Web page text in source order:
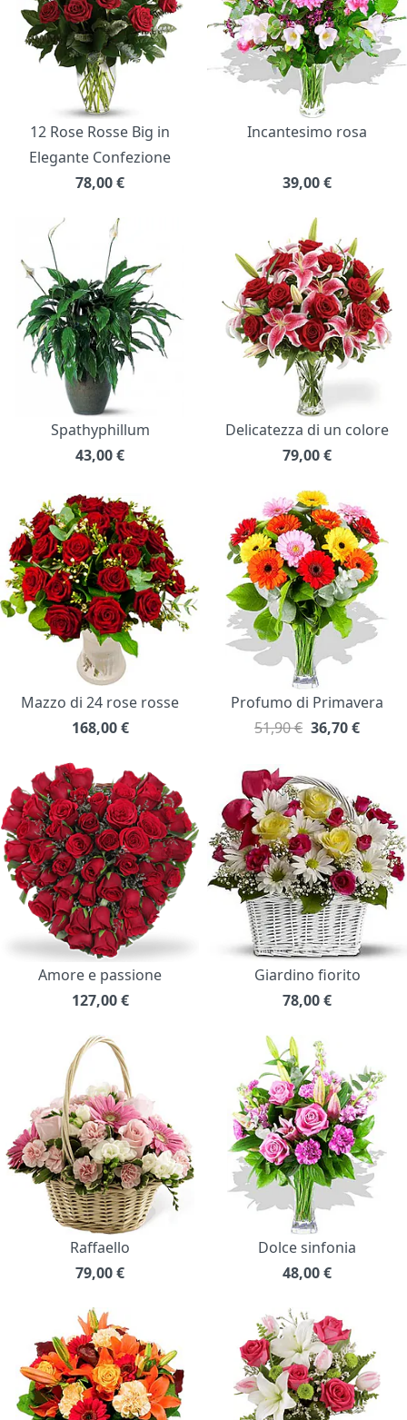
12 Rose Rosse Big in
Elegante Confezione
78,00€
Incantesimo rosa
39,00€
Spathyphillum
43,00€
Delicatezza di un colore
79,00€
Mazzo di 24 rose rosse
168,00 €
Profumo di Primavera
51,90 € 36,70€
Amore e passione
127,00 €
Giardino fiorito
78,00€
Raffaello
79,00€
Dolce sinfonia
48,00€